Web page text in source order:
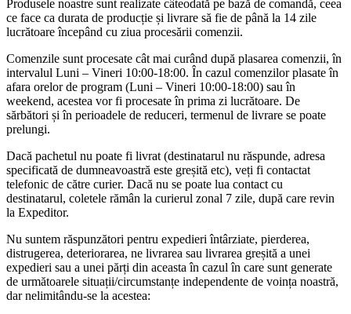
Produsele noastre sunt realizate câteodată pe bază de comandă, ceea
ce face ca durata de producție și livrare să fie de până la 14 zile
lucrătoare începând cu ziua procesării comenzii.
Comenzile sunt procesate cât mai curând după plasarea comenzii, în
intervalul Luni – Vineri 10:00-18:00. În cazul comenzilor plasate în
afara orelor de program (Luni – Vineri 10:00-18:00) sau în
weekend, acestea vor fi procesate în prima zi lucrătoare. De
sărbători și în perioadele de reduceri, termenul de livrare se poate
prelungi.
Dacă pachetul nu poate fi livrat (destinatarul nu răspunde, adresa
specificată de dumneavoastră este greșită etc), veți fi contactat
telefonic de către curier. Dacă nu se poate lua contact cu
destinatarul, coletele rămân la curierul zonal 7 zile, după care revin
la Expeditor.
Nu suntem răspunzători pentru expedieri întârziate, pierderea,
distrugerea, deteriorarea, ne livrarea sau livrarea greșită a unei
expedieri sau a unei părți din aceasta în cazul în care sunt generate
de următoarele situații/circumstanțe independente de voința noastră,
dar nelimitându-se la acestea: